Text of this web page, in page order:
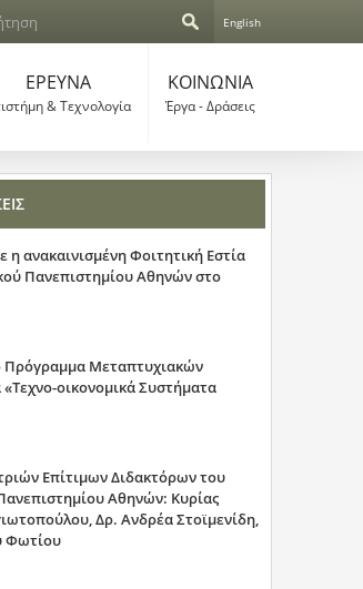
ζ
ή
τ
σ
η
English
ΕΡΕΥΝΑ
& Τεχνολογία
ΚΟΙΝΩΝΙΑ
Έργα - Δράσεις
η ανακαινισμένη Φοιτητική Εστία
Πανεπιστημίου Αθηνών στο
Πρόγραμμα Μεταπτυχιακών
οικονομικά Συστήματα
Επίτιμων Διδακτόρων του
Αθηνών: Κυρίας
Δρ. Ανδρέα Στοϊμενίδη,
Φωτίου